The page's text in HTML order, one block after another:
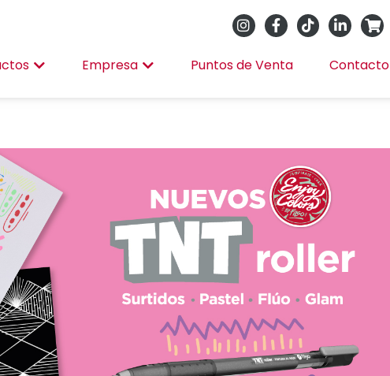
Empresa Puntos de Venta Contacto